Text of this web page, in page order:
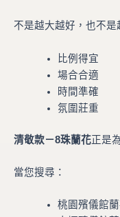
不是越大越好，也不是
比例得宜
場合合適
時間準確
氛圍莊重
清敬款－8珠蘭花正是
當您搜尋：
桃園殯儀館